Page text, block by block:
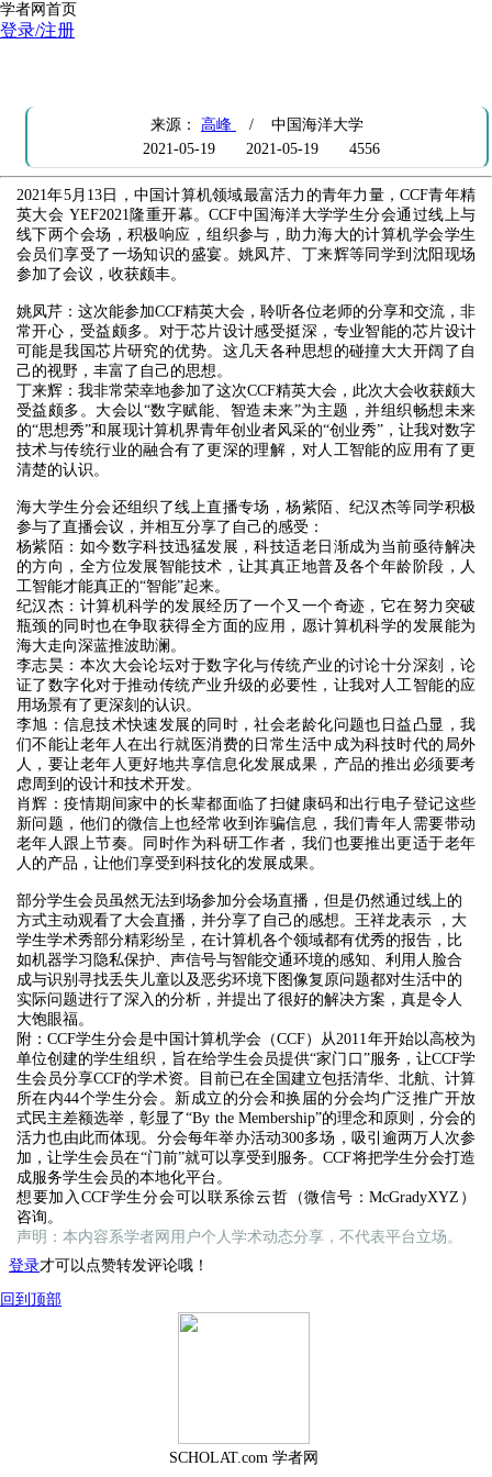
学者网首页
登录/注册
来源： 高峰
/ 中国海洋大学
2021-05-19
2021-05-19 4556
2021年5月13日，中国计算机领域最富活力的青年力量，CCF青年精
英大会 YEF2021隆重开幕。CCF中国海洋大学学生分会通过线上与
线下两个会场，积极响应，组织参与，助力海大的计算机学会学生
会员们享受了一场知识的盛宴。姚凤芹、丁来辉等同学到沈阳现场
参加了会议，收获颇丰。
姚凤芹：这次能参加CCF精英大会，聆听各位老师的分享和交流，非
常开心，受益颇多。对于芯片设计感受挺深，专业智能的芯片设计
可能是我国芯片研究的优势。这几天各种思想的碰撞大大开阔了自
己的视野，丰富了自己的思想。
丁来辉：我非常荣幸地参加了这次CCF精英大会，此次大会收获颇大
受益颇多。大会以“数字赋能、智造未来”为主题，并组织畅想未来
的“思想秀”和展现计算机界青年创业者风采的“创业秀”，让我对数字
技术与传统行业的融合有了更深的理解，对人工智能的应用有了更
清楚的认识。
海大学生分会还组织了线上直播专场，杨紫陌、纪汉杰等同学积极
参与了直播会议，并相互分享了自己的感受：
杨紫陌：如今数字科技迅猛发展，科技适老日渐成为当前亟待解决
的方向，全方位发展智能技术，让其真正地普及各个年龄阶段，人
工智能才能真正的“智能”起来。
纪汉杰：计算机科学的发展经历了一个又一个奇迹，它在努力突破
瓶颈的同时也在争取获得全方面的应用，愿计算机科学的发展能为
海大走向深蓝推波助澜。
李志昊：本次大会论坛对于数字化与传统产业的讨论十分深刻，论
证了数字化对于推动传统产业升级的必要性，让我对人工智能的应
用场景有了更深刻的认识。
李旭：信息技术快速发展的同时，社会老龄化问题也日益凸显，我
们不能让老年人在出行就医消费的日常生活中成为科技时代的局外
人，要让老年人更好地共享信息化发展成果，产品的推出必须要考
虑周到的设计和技术开发。
肖辉：疫情期间家中的长辈都面临了扫健康码和出行电子登记这些
新问题，他们的微信上也经常收到诈骗信息，我们青年人需要带动
老年人跟上节奏。同时作为科研工作者，我们也要推出更适于老年
人的产品，让他们享受到科技化的发展成果。
部分学生会员虽然无法到场参加分会场直播，但是仍然通过线上的
方式主动观看了大会直播，并分享了自己的感想。王祥龙表示 ，大
学生学术秀部分精彩纷呈，在计算机各个领域都有优秀的报告，比
如机器学习隐私保护、声信号与智能交通环境的感知、利用人脸合
成与识别寻找丢失儿童以及恶劣环境下图像复原问题都对生活中的
实际问题进行了深入的分析，并提出了很好的解决方案，真是令人
大饱眼福。
附：CCF学生分会是中国计算机学会（CCF）从2011年开始以高校为
单位创建的学生组织，旨在给学生会员提供“家门口”服务，让CCF学
生会员分享CCF的学术资。目前已在全国建立包括清华、北航、计算
所在内44个学生分会。新成立的分会和换届的分会均广泛推广开放
式民主差额选举，彰显了“By the Membership”的理念和原则，分会的
活力也由此而体现。分会每年举办活动300多场，吸引逾两万人次参
加，让学生会员在“门前”就可以享受到服务。CCF将把学生分会打造
成服务学生会员的本地化平台。
想要加入CCF学生分会可以联系徐云哲（微信号：McGradyXYZ）
咨询。
声明：本内容系学者网用户个人学术动态分享，不代表平台立场。
登录才可以点赞转发评论哦！
回到顶部
SCHOLAT.com 学者网